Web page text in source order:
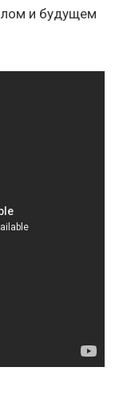
и будущем